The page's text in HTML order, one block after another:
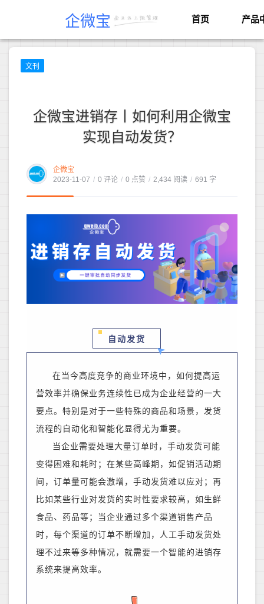
企微宝 首页 产品
文刊
企微宝进销存丨如何利用企微宝
实现自动发货？
企微宝
2023-11-07 / 0 评论 / 0 点赞 / 2,434 阅读 / 691 字
自动发货
在当今高度竞争的商业环境中，如何提高运
营效率并确保业务连续性已成为企业经营的一大
要点。特别是对于一些特殊的商品和 场景，发货
流程的自动化和智能化显得尤为重要。
当企业需要处理大量订单时，手动发货可能
变得困难和耗时 ； 在某些高峰期，如促销活动期
间，订单量可能会激增，手动发货难以应对 ； 再
比如 某些行业对发货的实时性要求较高，如生鲜
食品、药品等 ；
当企业通过多个渠道销售产品
时，每个渠道的订单不断增加，人工手动发货处
理不过来等多种情况，就需要一个智能的进销存
系统来提高效率。